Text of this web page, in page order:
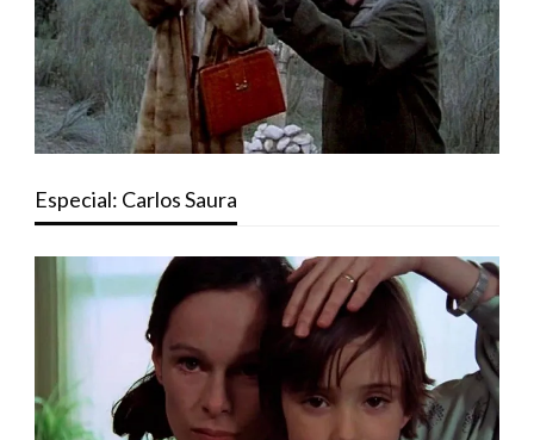
Especial: Carlos Saura